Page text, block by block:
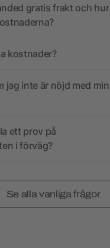
gratis frakt och hur
kostnader?
jag inte är nöjd med min
ett prov på
i förväg?
Se alla vanliga frågor